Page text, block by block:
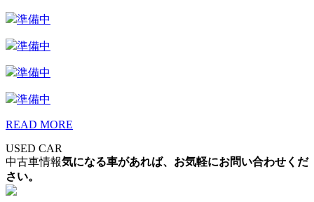
準備中
準備中
準備中
準備中
READ MORE
USED CAR
中古車情報気になる車があれば、お気軽にお問い合わせくだ
さい。